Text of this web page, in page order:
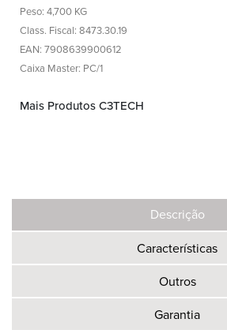
Peso: 4,700 KG
Class. Fiscal: 8473.30.19
EAN: 7908639900612
Caixa Master: PC/1
Mais Produtos C3TECH
Descrição
Características
Outros
Garantia